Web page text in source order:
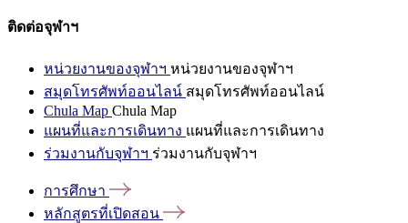
ติดต่อจุฬาฯ
หน่วยงานของจุฬาฯ หน่วยงานของจุฬาฯ
สมุดโทรศัพท์ออนไลน์ สมุดโทรศัพท์ออนไลน์
Chula Map Chula Map
แผนที่และการเดินทาง แผนที่และการเดินทาง
ร่วมงานกับจุฬาฯ ร่วมงานกับจุฬาฯ
การศึกษา
หลักสูตรที่เปิดสอน